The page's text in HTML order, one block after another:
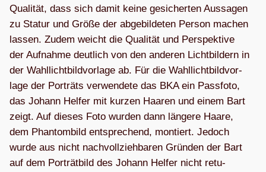
Qua­li­tät, dass sich damit keine gesi­cher­ten Aus­sa­gen
zu Sta­tur und Größe der abge­bil­de­ten Per­son machen
las­sen. Zudem weicht die Qua­li­tät und Per­spek­tive
der Auf­nahme deut­lich von den ande­ren Licht­bil­dern in
der Wahl­licht­bild­vor­lage ab. Für die Wahl­licht­bild­vor­
lage der Por­träts ver­wen­dete das BKA ein Pass­foto,
das Johann Hel­fer mit kur­zen Haa­ren und einem Bart
zeigt. Auf die­ses Foto wur­den dann län­gere Haare,
dem Phan­tom­bild ent­spre­chend, mon­tiert. Jedoch
wurde aus nicht nach­voll­zieh­ba­ren Grün­den der Bart
auf dem Por­trät­bild des Johann Hel­fer nicht retu­